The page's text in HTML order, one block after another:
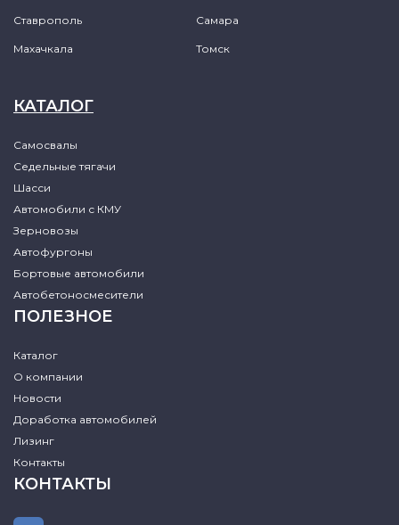
Ставрополь Самара
Махачкала Томск
КАТАЛОГ
Самосвалы
Седельные тягачи
Шасси
Автомобили с КМУ
Зерновозы
Автофургоны
Бортовые автомобили
Автобетоносмесители
ПОЛЕЗНОЕ
Каталог
О компании
Новости
Доработка автомобилей
Лизинг
Контакты
КОНТАКТЫ